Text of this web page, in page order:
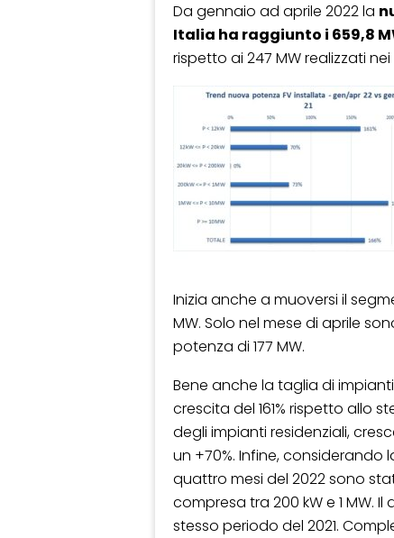
Da gennaio ad aprile 2022 la
Italia ha raggiunto i 659,8
rispetto ai 247 MW realizzati
Inizia anche a muoversi il
MW. Solo nel mese di aprile
potenza di 177 MW.
Bene anche la taglia di
crescita del 161% rispetto allo
degli impianti residenziali,
un +70%. Infine, considerando
quattro mesi del 2022 sono
compresa tra 200 kW e 1 MW.
stesso periodo del 2021.